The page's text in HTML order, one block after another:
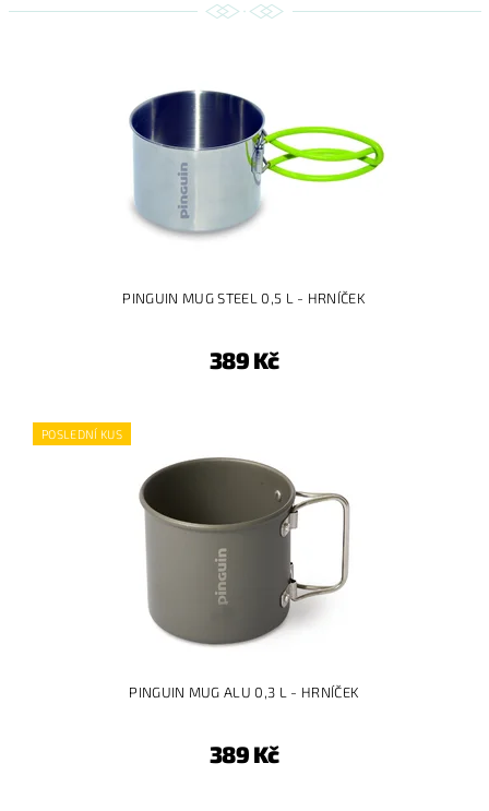
PINGUIN MUG STEEL 0,5 L - HRNÍČEK
389 Kč
POSLEDNÍ KUS
PINGUIN MUG ALU 0,3 L - HRNÍČEK
389 Kč